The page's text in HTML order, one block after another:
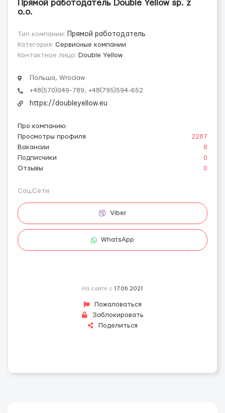
Прямой работодатель Double Yellow sp. z
o.o.
Тип компании:
Прямой работодатель
Категория: Сервисные компании
Контактное лицо: Double Yellow
Польша, Wroclaw
+48(570)049-789, +48(795)594-652
https://doubleyellow.eu
Про компанию:
Просмотры профиля
2287
Вакансии
8
Подписчики
0
Отзывы
0
Соц.Сети
Viber
WhatsApp
На сайте с 17.06.2021
Пожаловаться
Заблокировать
Поделиться